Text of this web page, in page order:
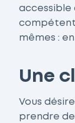
accessible
mêmes :
Une
Vous
prendre de